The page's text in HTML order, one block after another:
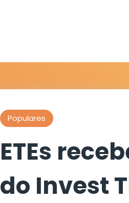
Populares
ETEs
do Invest